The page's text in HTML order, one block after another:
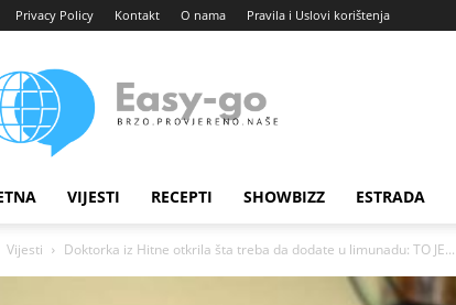
Privacy Policy Kontakt O nama Pravila i Uslovi korištenja
portal
VIJESTI RECEPTI SHOWBIZZ ESTRADA
Vijesti Doktorka iz Hitne otkrila šta treba da dodate u limunadu: TO JE...